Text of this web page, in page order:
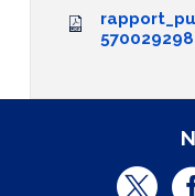
570029298
T